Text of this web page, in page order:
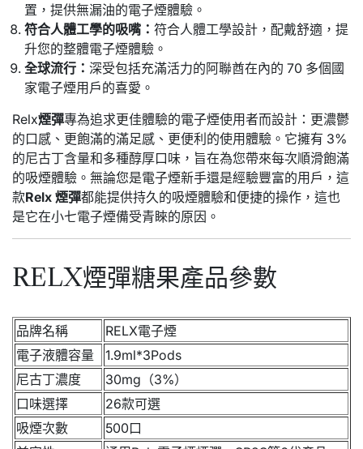
置，提供無漏油的電子煙體驗。
符合人體工學的吸嘴： 符合人體工學設計，配戴舒適，提
升您的整體電子煙體驗。
全球流行： 深受包括充滿活力的阿聯酋在內的 70 多個國
家電子煙用戶的喜愛。
Relx煙彈專為追求更佳體驗的電子煙使用者而設計：更濃鬱
的口感、更飽滿的滿足感、更便利的使用體驗。它擁有 3%
的尼古丁含量和多種醇厚口味，旨在為您帶來每次順滑飽滿
的吸煙體驗。無論您是電子煙新手還是經驗豐富的用戶，這
款Relx 煙彈都能提供持久的吸煙體驗和便捷的操作，這也
是它在小七電子煙備受青睞的原因。
RELX煙彈糖果產品參數
品牌名稱
RELX電子煙
電子液體容量
1.9ml*3Pods
尼古丁濃度
30mg（3%）
口味選擇
26款可選
吸煙次數
500口